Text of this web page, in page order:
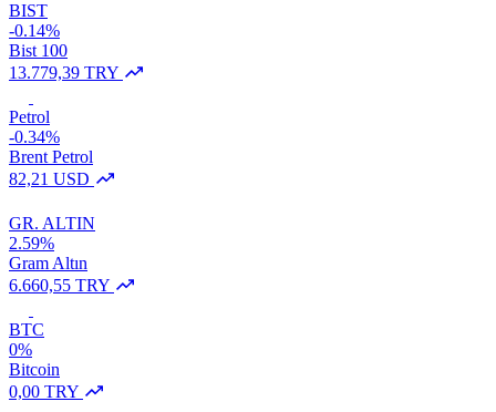
BIST
-0.14%
Bist 100
13.779,39 TRY
Petrol
-0.34%
Brent Petrol
82,21 USD
GR. ALTIN
2.59%
Gram Altın
6.660,55 TRY
BTC
0%
Bitcoin
0,00 TRY